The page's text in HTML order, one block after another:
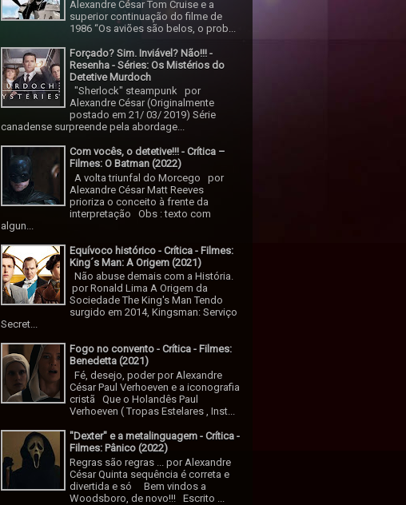
Alexandre César Tom Cruise e a
superior continuação do filme de
1986 “Os aviões são belos, o prob...
Forçado? Sim. Inviável? Não!!! -
Resenha - Séries: Os Mistérios do
Detetive Murdoch
"Sherlock" steampunk por
Alexandre César (Originalmente
postado em 21/ 03/ 2019) Série
canadense surpreende pela abordage...
Com vocês, o detetive!!! - Crítica –
Filmes: O Batman (2022)
A volta triunfal do Morcego por
Alexandre César Matt Reeves
prioriza o conceito à frente da
interpretação Obs : texto com
algun...
Equívoco histórico - Crítica - Filmes:
King´s Man: A Origem (2021)
Não abuse demais com a História.
por Ronald Lima A Origem da
Sociedade The King's Man Tendo
surgido em 2014, Kingsman: Serviço
Secret...
Fogo no convento - Crítica - Filmes:
Benedetta (2021)
Fé, desejo, poder por Alexandre
César Paul Verhoeven e a iconografia
cristã Que o Holandês Paul
Verhoeven ( Tropas Estelares , Inst...
"Dexter" e a metalinguagem - Crítica -
Filmes: Pânico (2022)
Regras são regras ... por Alexandre
César Quinta sequência é correta e
divertida e só Bem vindos a
Woodsboro, de novo!!! Escrito ...